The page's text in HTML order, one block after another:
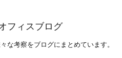
フィスブログ
な考察をブログにまとめています。